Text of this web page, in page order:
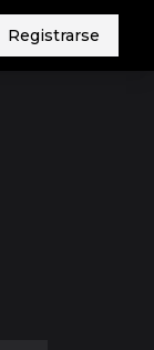
Registrarse